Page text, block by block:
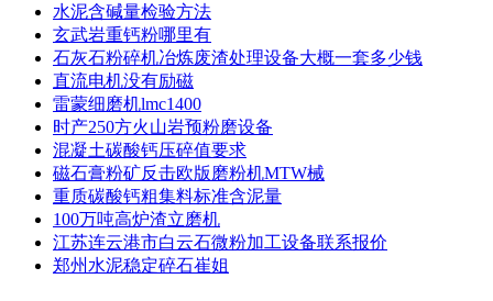
水泥含碱量检验方法
玄武岩重钙粉哪里有
石灰石粉碎机冶炼废渣处理设备大概一套多少钱
直流电机没有励磁
雷蒙细磨机lmc1400
时产250方火山岩预粉磨设备
混凝土碳酸钙压碎值要求
磁石膏粉矿反击欧版磨粉机MTW械
重质碳酸钙粗集料标准含泥量
100万吨高炉渣立磨机
江苏连云港市白云石微粉加工设备联系报价
郑州水泥稳定碎石崔姐